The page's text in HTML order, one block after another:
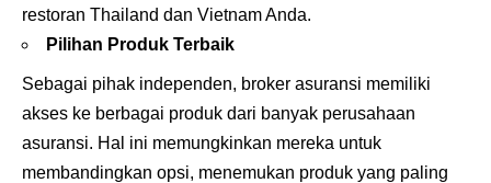
restoran Thailand dan Vietnam Anda.
Pilihan Produk Terbaik
Sebagai pihak independen, broker asuransi memiliki
akses ke berbagai produk dari banyak perusahaan
asuransi. Hal ini memungkinkan mereka untuk
membandingkan opsi, menemukan produk yang paling